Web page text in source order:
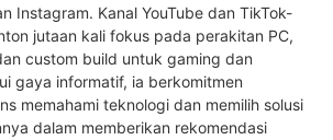
Instagram. Kanal YouTube dan TikTok-
jutaan kali fokus pada perakitan PC,
custom build untuk gaming dan
gaya informatif, ia berkomitmen
memahami teknologi dan memilih solusi
dalam memberikan rekomendasi